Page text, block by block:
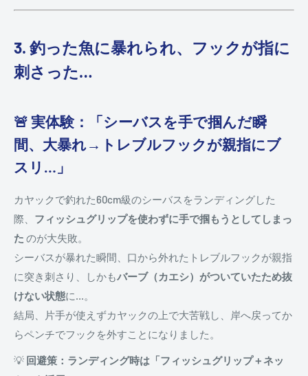
3. 釣った魚に暴れられ、フックが指に
刺さった…
🚨 実体験：「シーバスを手で掴んだ瞬
間、大暴れ→トレブルフックが親指にブ
スリ…」
カヤックで釣れた60cm級のシーバスをランディングした
際、 フィッシュグリップを使わずに手で掴もうとしてしまっ
た のが大失敗。
シーバスが暴れた瞬間、口から外れたトレブルフックが親指
に突き刺さり、しかもバーブ（カエシ）がついていたため抜
けない状態に…。
結局、片手が使えずカヤックの上で大苦戦し、岸へ戻ってか
らペンチでフックを外すことになりました。
💡 回避策：ランディング時は「フィッシュグリップ＋ネッ